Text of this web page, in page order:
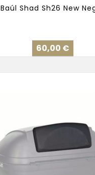
Baúl Shad Sh26 New
60,00 €